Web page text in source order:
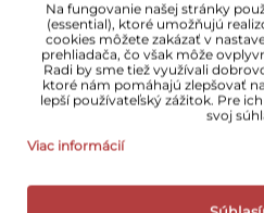
Do košíka
Na fungovanie našej stránky
(essential), ktoré umožňujú
cookies môžete zakázať v
prehliadača, čo však môže
Radi by sme tiež využívali
ktoré nám pomáhajú zlepšovať
lepší používateľský zážitok. Pre
svoj
Viac informácií